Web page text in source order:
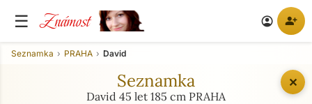
☰ Známost account_circle person_add
✕
Seznamka PRAHA David
Seznamka
David 45 let 185 cm PRAHA